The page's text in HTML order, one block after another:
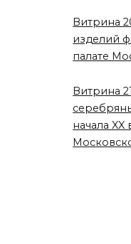
Витрина
изделий
палате
Витрина
начала